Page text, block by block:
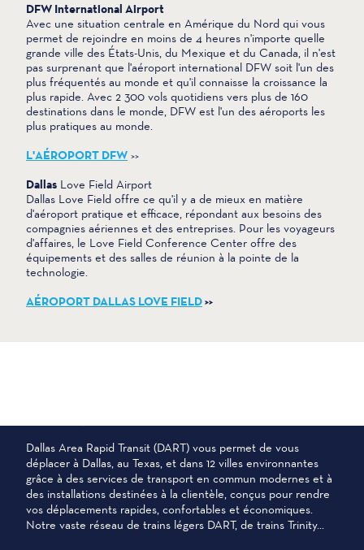
DFW International Airport
Avec une situation centrale en Amérique du Nord qui vous
permet de rejoindre en moins de 4 heures n'importe quelle
grande ville des États-Unis, du Mexique et du Canada, il n'est
pas surprenant que l'aéroport international DFW soit l'un des
plus fréquentés au monde et qu'il connaisse la croissance la
plus rapide. Avec 2 300 vols quotidiens vers plus de 160
destinations dans le monde, DFW est l'un des aéroports les
plus pratiques au monde.
L'AÉROPORT DFW >>
Dallas Love Field Airport
Dallas Love Field offre ce qu'il y a de mieux en matière
d'aéroport pratique et efficace, répondant aux besoins des
compagnies aériennes et des entreprises. Pour les voyageurs
d'affaires, le Love Field Conference Center offre des
équipements et des salles de réunion à la pointe de la
technologie.
AÉROPORT DALLAS LOVE FIELD>>
TRANSPORTS PUBLICS
Dallas Area Rapid Transit (DART) vous permet de vous
déplacer à Dallas, au Texas, et dans 12 villes environnantes
grâce à des services de transport en commun modernes et à
des installations destinées à la clientèle, conçus pour rendre
vos déplacements rapides, confortables et économiques.
Notre vaste réseau de trains légers DART, de trains Trinity...